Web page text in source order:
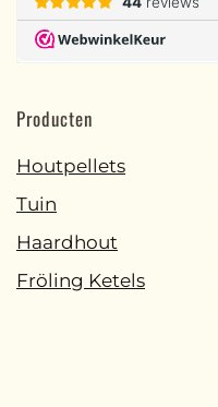
Producten
Houtpellets
Tuin
Haardhout
Fröling Ketels